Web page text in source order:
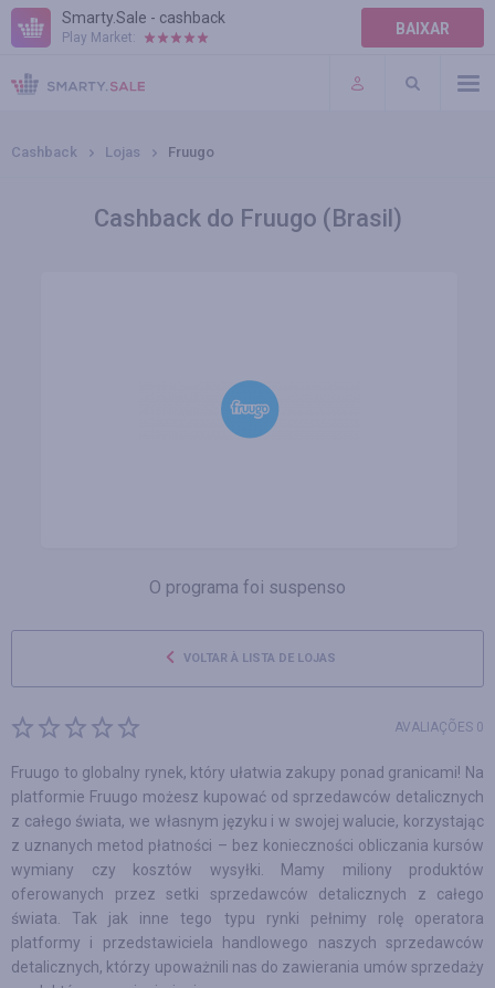
Smarty.Sale - cashback
Play Market: BAIXAR
AJUDA
TERMOS DE USO
Cashback Lojas Fruugo
Cashback do Fruugo (Brasil)
O programa foi suspenso
VOLTAR À LISTA DE LOJAS
AVALIAÇÕES 0
Fruugo to globalny rynek, który ułatwia zakupy ponad granicami! Na
platformie Fruugo możesz kupować od sprzedawców detalicznych
z całego świata, we własnym języku i w swojej walucie, korzystając
z uznanych metod płatności – bez konieczności obliczania kursów
wymiany czy kosztów wysyłki. Mamy miliony produktów
oferowanych przez setki sprzedawców detalicznych z całego
świata. Tak jak inne tego typu rynki pełnimy rolę operatora
platformy i przedstawiciela handlowego naszych sprzedawców
detalicznych, którzy upoważnili nas do zawierania umów sprzedaży